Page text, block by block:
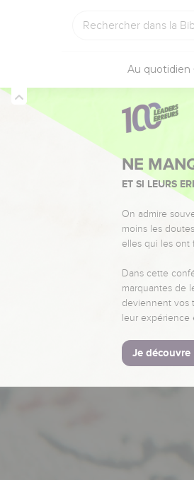
Au quotidien
NE
ET SI LEURS
On admire
moins les
elles qui les ont
Dans cette
marquantes de
deviennent vos
leur expérience
Je découvre